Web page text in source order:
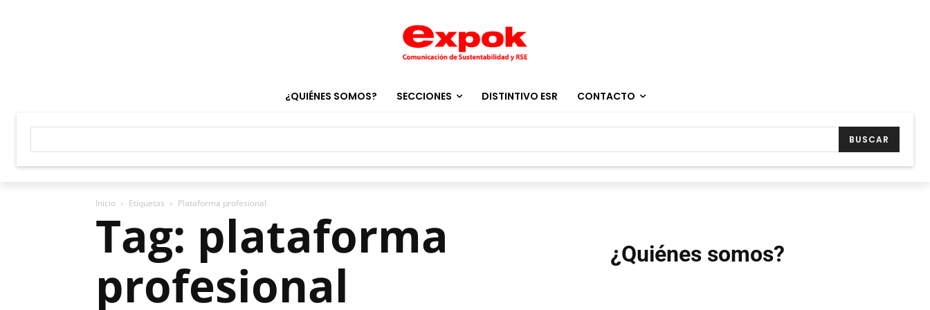
¿QUIÉNES SOMOS? SECCIONES DISTINTIVO ESR CONTACTO
BUSCAR
Inicio Etiquetas Plataforma profesional
Tag: plataforma
profesional
¿Quiénes somos?